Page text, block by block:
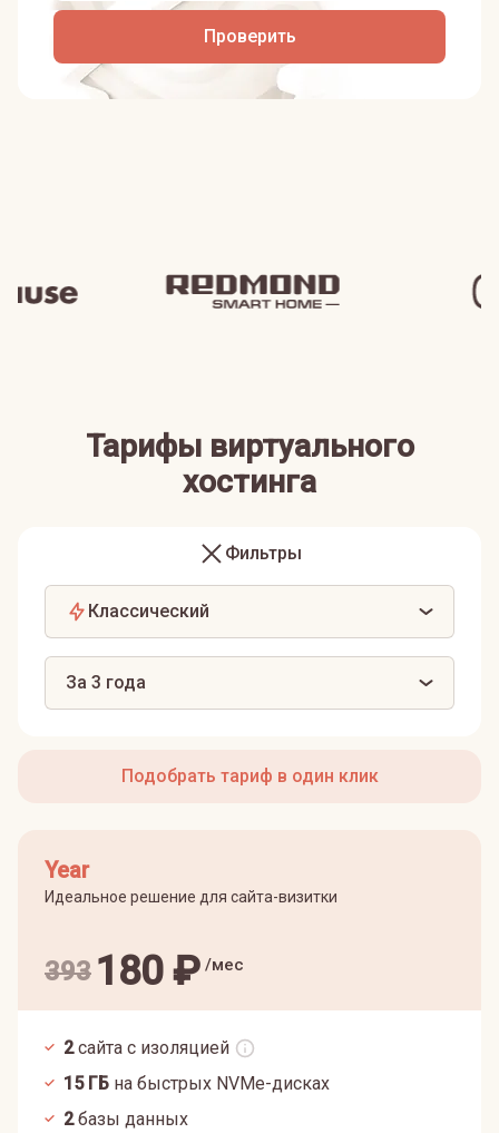
Проверить
Тарифы виртуального
хостинга
Фильтры
Классический
За 3 года
Подобрать тариф в один клик
Year
Идеальное решение для сайта-визитки
393 180₽ /мес
2 сайта с изоляцией
15ГБ на быстрых NVMe-дисках
2базы данных